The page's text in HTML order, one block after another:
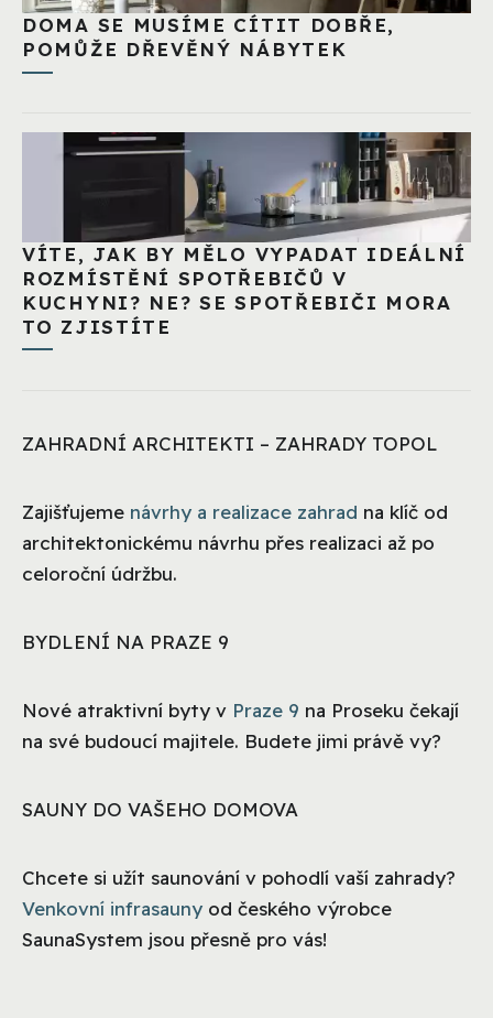
DOMA SE MUSÍME CÍTIT DOBŘE,
POMŮŽE DŘEVĚNÝ NÁBYTEK
VÍTE, JAK BY MĚLO VYPADAT IDEÁLNÍ
ROZMÍSTĚNÍ SPOTŘEBIČŮ V
KUCHYNI? NE? SE SPOTŘEBIČI MORA
TO ZJISTÍTE
ZAHRADNÍ ARCHITEKTI – ZAHRADY TOPOL
Zajišťujeme návrhy a realizace zahrad na klíč od
architektonickému návrhu přes realizaci až po
celoroční údržbu.
BYDLENÍ NA PRAZE 9
Nové atraktivní byty v Praze 9 na Proseku čekají
na své budoucí majitele. Budete jimi právě vy?
SAUNY DO VAŠEHO DOMOVA
Chcete si užít saunování v pohodlí vaší zahrady?
Venkovní infrasauny od českého výrobce
SaunaSystem jsou přesně pro vás!